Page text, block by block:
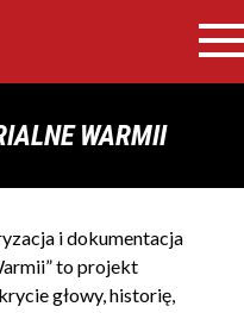
WARMII
i dokumentacja
to projekt
głowy, historię,